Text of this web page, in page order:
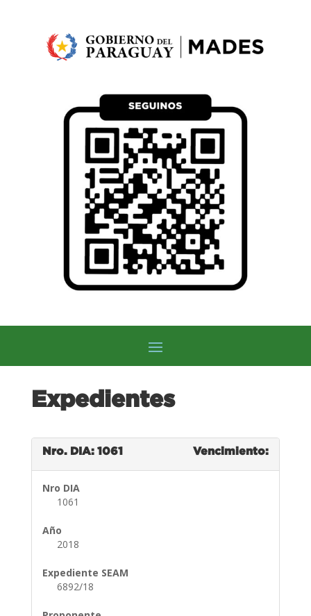
Expedientes
Nro. DIA: 1061 Vencimiento:
Nro DIA
1061
Año
2018
Expediente SEAM
6892/18